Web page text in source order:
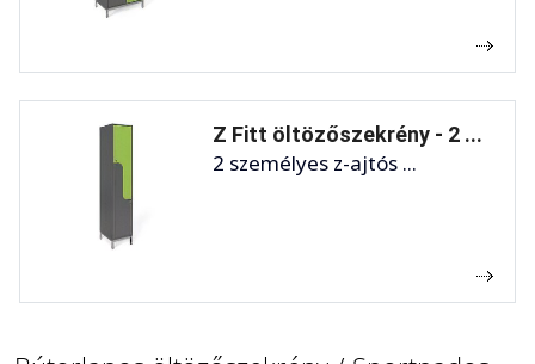
Z Fitt öltözőszekrény - 2 ...
2 személyes z-ajtós ...